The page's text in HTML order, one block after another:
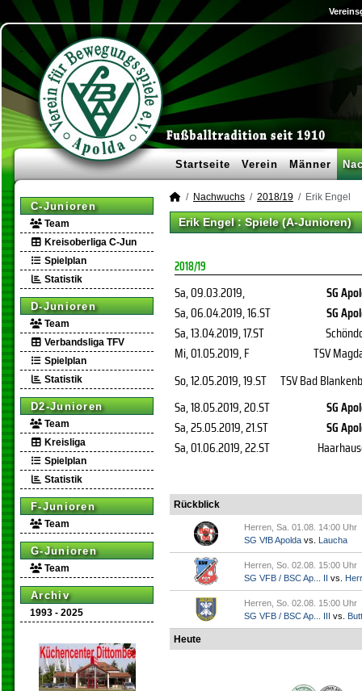
Startseite Verein Männer
C-Junioren
Team
Kreisoberliga C-Jun
Spielplan
Statistik
D-Junioren
Team
Verbandsliga TFV
Spielplan
Statistik
D2-Junioren
Team
Kreisliga
Spielplan
Statistik
F-Junioren
Team
G-Junioren
Team
Archiv
1993 - 2025
Nachwuchs 2018/19 Erik Engel
Erik Engel : Spiele (A-Junioren)
2018/19
Sa, 09.03.2019,
SG
Sa, 06.04.2019, 16.ST
SG
Sa, 13.04.2019, 17.ST
Mi, 01.05.2019, F
TSV
So, 12.05.2019, 19.ST
TSV Bad
Sa, 18.05.2019, 20.ST
SG
Sa, 25.05.2019, 21.ST
SG
Sa, 01.06.2019, 22.ST
Rückblick
Herren, Sa. 01.08. 14:00 Uhr
SG VfB Apolda vs. Laucha
Herren, So. 02.08. 15:00 Uhr
SG VFB / BSC Ap... II vs.
Herren, So. 02.08. 15:00 Uhr
SG VFB / BSC Ap... III vs.
Heute